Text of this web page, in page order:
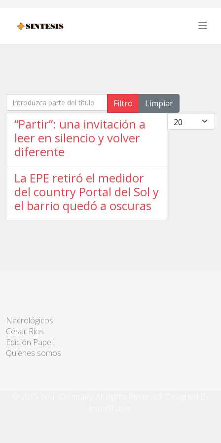
Introduzca parte del título Filtro
Limpiar
Cantidad
“Partir”: una invitación a
leer en silencio y volver
diferente
La EPE retiró el medidor
del country Portal del Sol y
el barrio quedó a oscuras
Necrológicos
César Ríos
Edición Papel
Quienes somos